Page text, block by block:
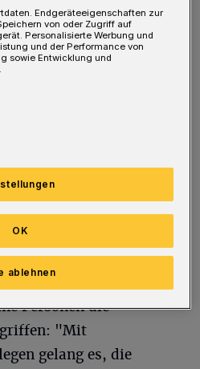
soll der Diebstahl eines
sein. Die Polizisten
"Dies wurde durch
Beteiligten
wieder die
störten und die
heißt es. Im weiteren
Personen die
"Mit
gelang es, die
Endgeräteeigenschaften zur
von oder Zugriff auf
Personalisierte Werbung und
und der Performance von
sowie Entwicklung und
ablehnen
OK